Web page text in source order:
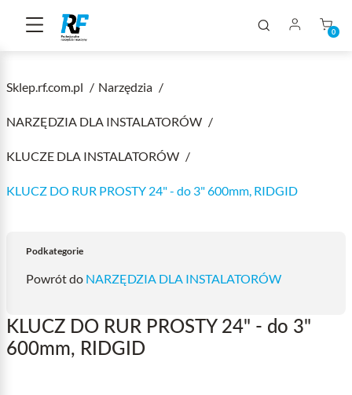
0
Sklep.rf.com.pl Narzędzia
NARZĘDZIA DLA INSTALATORÓW
KLUCZE DLA INSTALATORÓW
KLUCZ DO RUR PROSTY 24" - do 3" 600mm, RIDGID
Podkategorie
Powrót do NARZĘDZIA DLA INSTALATORÓW
KLUCZ DO RUR PROSTY 24" - do 3"
600mm, RIDGID